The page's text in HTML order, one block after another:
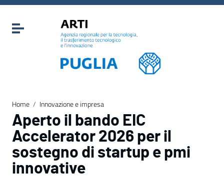
Vai ai contenuti
Vai al menu di navigazione
Vai al footer
Attiva / disattiva la navigazione
Home / Innovazione e impresa
Aperto il bando EIC
Accelerator 2026 per il
sostegno di startup e pmi
innovative